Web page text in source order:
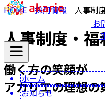
お
ホーム
お知らせ
HOME ｜採用情報 ｜ 人事制
人事制度・福
働く方の笑顔が
アカリエの理想の